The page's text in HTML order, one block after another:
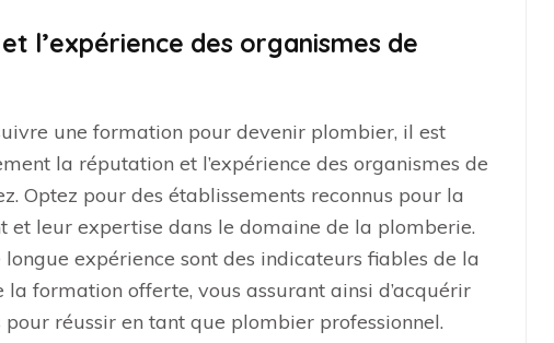
l’expérience des organismes de
une formation pour devenir plombier, il est
la réputation et l’expérience des organismes de
Optez pour des établissements reconnus pour la
et leur expertise dans le domaine de la plomberie.
expérience sont des indicateurs fiables de la
formation offerte, vous assurant ainsi d’acquérir
pour réussir en tant que plombier professionnel.